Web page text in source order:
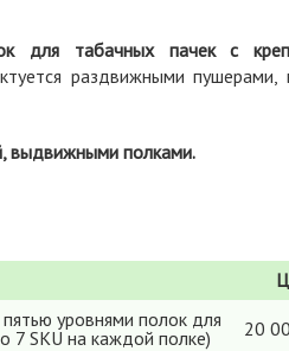
для табачных пачек с
раздвижными пушерами,
выдвижными полками.
уровнями полок для
7 SKU на каждой полке) 20